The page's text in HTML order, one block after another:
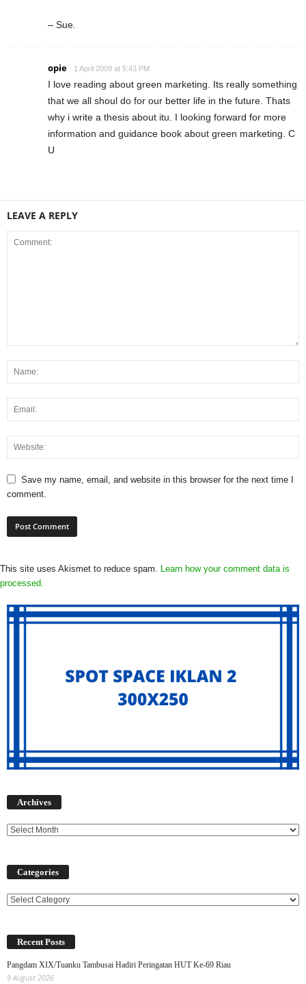
– Sue.
opie 1 April 2009 at 5:43 PM
I love reading about green marketing. Its really something
that we all shoul do for our better life in the future. Thats
why i write a thesis about itu. I looking forward for more
information and guidance book about green marketing. C
U
LEAVE A REPLY
Save my name, email, and website in this browser for the next time I
comment.
This site uses Akismet to reduce spam. Learn how your comment data is
processed.
Archives
Categories
Categories
Recent Posts
Pangdam XIX/Tuanku Tambusai Hadiri Peringatan HUT Ke-69 Riau
9 August 2026